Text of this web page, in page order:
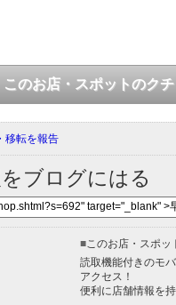
このお店・スポットのク
移転を報告
ブログにはる
■ このお店・スポ
読取機能付きのモ
アクセス！
便利に店舗情報を